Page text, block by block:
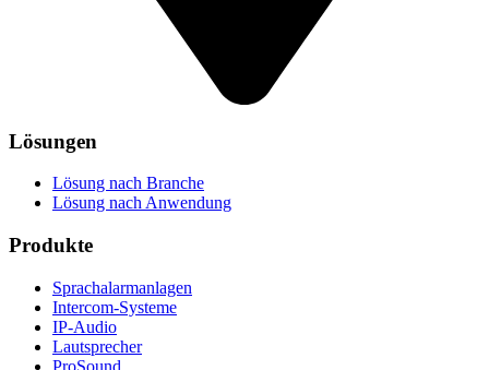
Lösungen
Lösung nach Branche
Lösung nach Anwendung
Produkte
Sprachalarmanlagen
Intercom-Systeme
IP-Audio
Lautsprecher
ProSound